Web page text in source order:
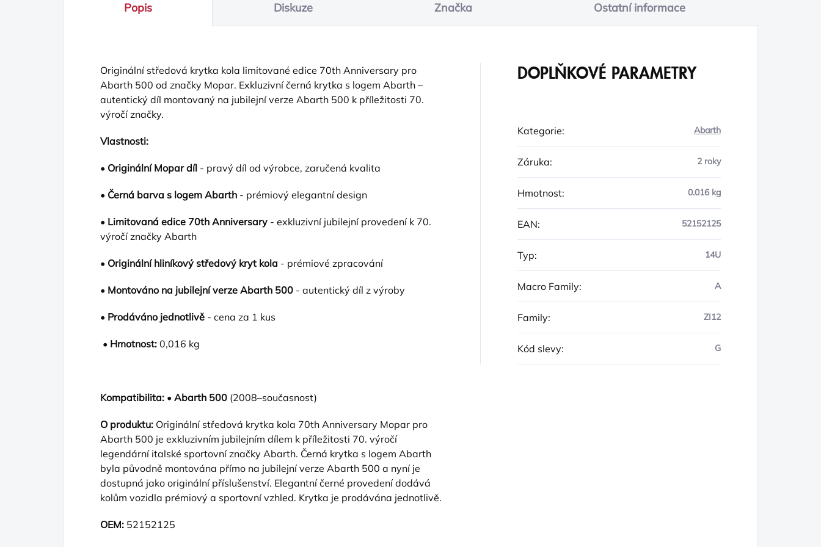
Popis Diskuze Značka Ostatní informace
Originální středová krytka kola limitované edice 70th Anniversary pro
Abarth 500 od značky Mopar. Exkluzivní černá krytka s logem Abarth –
autentický díl montovaný na jubilejní verze Abarth 500 k příležitosti 70.
výročí značky.
Vlastnosti:
• Originální Mopar díl - pravý díl od výrobce, zaručená kvalita
• Černá barva s logem Abarth - prémiový elegantní design
• Limitovaná edice 70th Anniversary - exkluzivní jubilejní provedení k 70.
výročí značky Abarth
• Originální hliníkový středový kryt kola - prémiové zpracování
• Montováno na jubilejní verze Abarth 500 - autentický díl z výroby
• Prodáváno jednotlivě - cena za 1 kus
• Hmotnost: 0,016 kg
Kompatibilita: • Abarth 500 (2008–současnost)
O produktu: Originální středová krytka kola 70th Anniversary Mopar pro
Abarth 500 je exkluzivním jubilejním dílem k příležitosti 70. výročí
legendární italské sportovní značky Abarth. Černá krytka s logem Abarth
byla původně montována přímo na jubilejní verze Abarth 500 a nyní je
dostupná jako originální příslušenství. Elegantní černé provedení dodává
kolům vozidla prémiový a sportovní vzhled. Krytka je prodávána jednotlivě.
OEM: 52152125
DOPLŇKOVÉ PARAMETRY
Kategorie: Abarth
Záruka: 2 roky
Hmotnost: 0.016 kg
EAN: 52152125
Typ: 14U
Macro Family: A
Family: ZI12
Kód slevy: G